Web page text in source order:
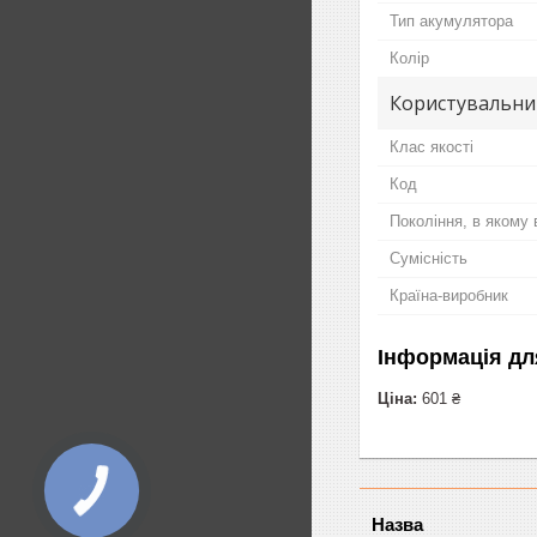
Тип акумулятора
Колір
Клас якості
Код
Покоління, в якому
Сумісність
Країна-виробник
Інформація
Ціна: 601 ₴